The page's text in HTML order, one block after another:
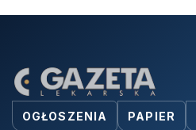
OGŁOSZENIA PAPIER